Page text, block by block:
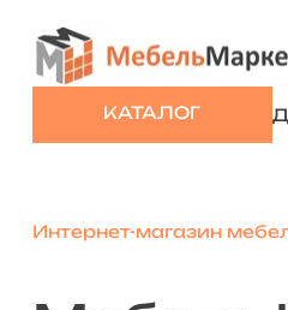
КАТАЛОГ
Интернет-магазин